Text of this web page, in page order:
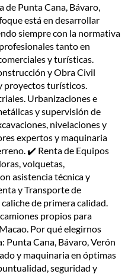
de Punta Cana, Bávaro,
está en desarrollar
siempre con la normativa
tanto en
y turísticas.
y Obra Civil
proyectos turísticos.
Urbanizaciones e
y supervisión de
nivelaciones y
expertos y maquinaria
✔️ Renta de Equipos
volquetas,
asistencia técnica y
y Transporte de
de primera calidad.
propios para
Por qué elegirnos
Punta Cana, Bávaro, Verón
y maquinaria en óptimas
seguridad y